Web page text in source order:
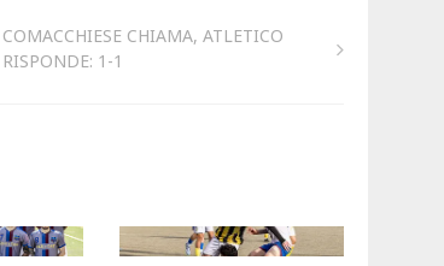
COMACCHIESE CHIAMA, ATLETICO
RISPONDE: 1-1